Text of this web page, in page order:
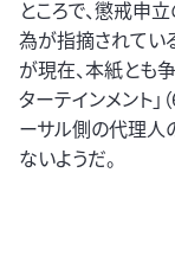
ところで、懲戒申
為が指摘されてい
が現在、本紙とも
ターテインメント」
ーサル側の代理人
ないようだ。